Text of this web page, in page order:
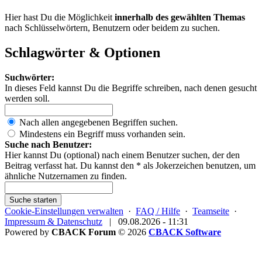
Hier hast Du die Möglichkeit innerhalb des gewählten Themas
nach Schlüsselwörtern, Benutzern oder beidem zu suchen.
Schlagwörter & Optionen
Suchwörter:
In dieses Feld kannst Du die Begriffe schreiben, nach denen gesucht
werden soll.
Nach allen angegebenen Begriffen suchen.
Mindestens ein Begriff muss vorhanden sein.
Suche nach Benutzer:
Hier kannst Du (optional) nach einem Benutzer suchen, der den
Beitrag verfasst hat. Du kannst den * als Jokerzeichen benutzen, um
ähnliche Nutzernamen zu finden.
Suche starten
Cookie-Einstellungen verwalten · FAQ / Hilfe · Teamseite ·
Impressum & Datenschutz |
09.08.2026 - 11:31
Powered by CBACK Forum © 2026 CBACK Software